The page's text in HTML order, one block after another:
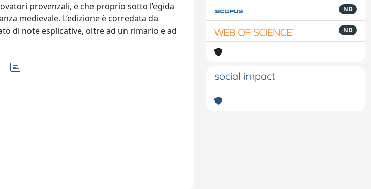
provenzali, e che proprio sotto l’egida
medievale. L’edizione è corredata da
di note esplicative, oltre ad un rimario e ad
ND
ND
social impact